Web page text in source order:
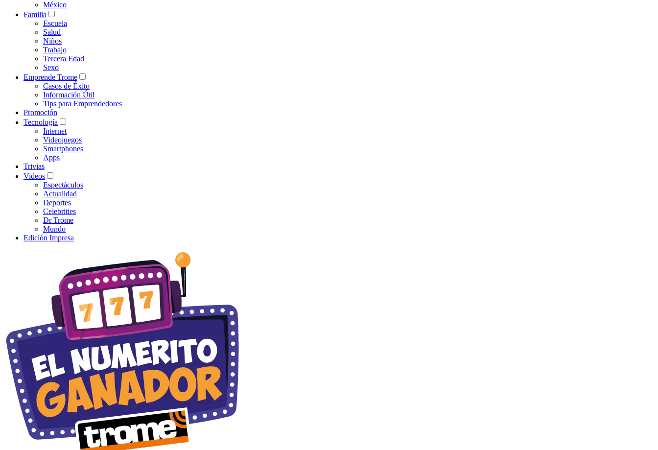
México
Familia
Escuela
Salud
Niños
Trabajo
Tercera Edad
Sexo
Emprende Trome
Casos de Éxito
Información Útil
Tips para Emprendedores
Promoción
Tecnología
Internet
Videojuegos
Smartphones
Apps
Trivias
Videos
Espectáculos
Actualidad
Deportes
Celebrities
Dr Trome
Mundo
Edición Impresa